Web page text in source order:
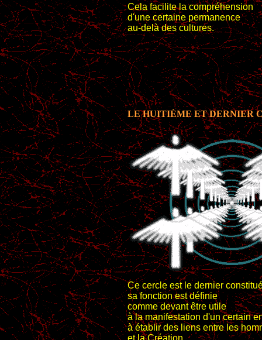
Cela facilite la compréhension
d'une certaine permanence
au-delà des cultures.
LE HUITIÈME ET DERNIER
Ce cercle est le dernier
sa fonction est définie
comme devant être utile
à la manifestation d'un certain
à établir des liens entre les
et la Création.